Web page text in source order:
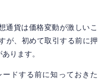
通貨は価格変動が激しいこ
が、初めて取引する前に押
ります。
ドする前に知っておきた